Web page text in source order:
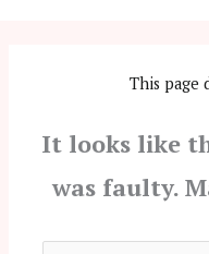
This page
It looks like
was faulty.